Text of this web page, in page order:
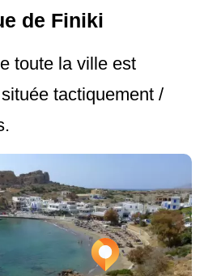
de Finiki
toute la ville est
tactiquement /